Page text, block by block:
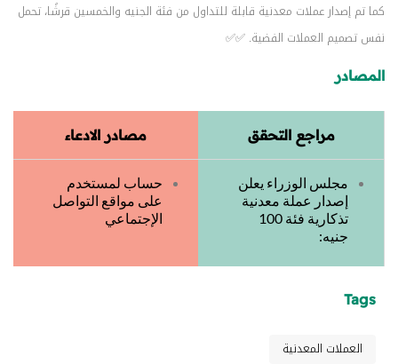
كما تم إصدار عملات معدنية قابلة للتداول من فئة الجنيه والخمسين قرشًا، تحمل
نفس تصميم العملات الفضية. ✅✅
المصادر
مراجع التحقق مصادر الادعاء
مجلس الوزراء يعلن
إصدار عملة معدنية
تذكارية فئة 100
جنيه:
حساب لمستخدم
على مواقع التواصل
الإجتماعي
Tags
العملات المعدنية